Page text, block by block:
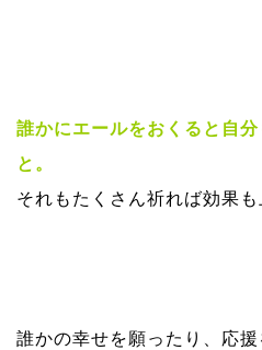
誰かにエールをおくると自
と。
それもたくさん祈れば効果も
誰かの幸せを願ったり、応